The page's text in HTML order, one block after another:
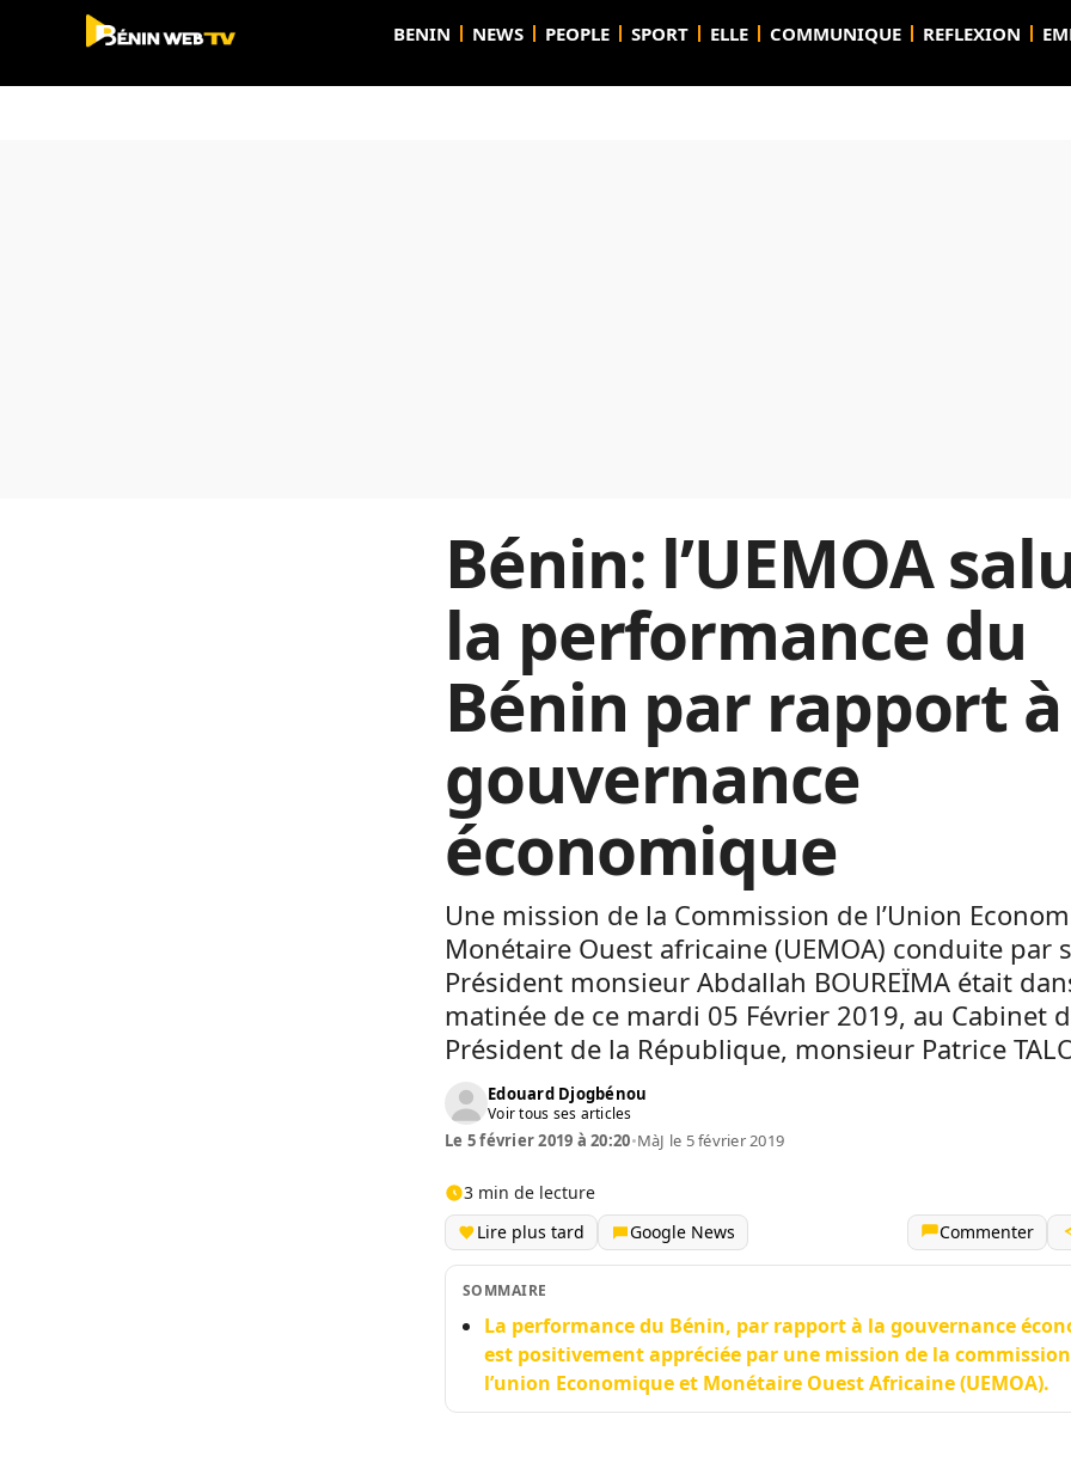
BENIN NEWS PEOPLE SPORT ELLE COMMUNIQUE REFLEXION
Bénin: l’UEMOA
la performance du
Bénin par rapport
gouvernance
économique
Une mission de la Commission de l’Union
Monétaire Ouest africaine (UEMOA) conduite par
Président monsieur Abdallah BOUREÏMA était
matinée de ce mardi 05 Février 2019, au Cabinet
Président de la République, monsieur Patrice
Edouard Djogbénou
Voir tous ses articles
Le 5 février 2019 à 20:20•MàJ le 5 février 2019
3 min de lecture
Lire plus tard
Google News Commenter
SOMMAIRE
La performance du Bénin, par rapport à la gouvernance
est positivement appréciée par une mission de la
l’union Economique et Monétaire Ouest Africaine (UEMOA).